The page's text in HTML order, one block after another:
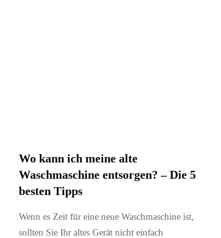
Wo kann ich meine alte
Waschmaschine entsorgen? – Die 5
besten Tipps
Wenn es Zeit für eine neue Waschmaschine ist,
sollten Sie Ihr altes Gerät nicht einfach